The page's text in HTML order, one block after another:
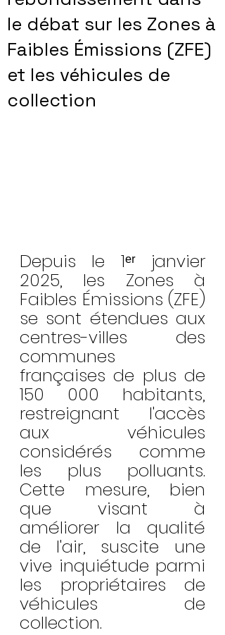
le débat sur les Zones à
Faibles Émissions (ZFE)
et les véhicules de
collection
Depuis le 1ᵉʳ janvier
2025, les Zones à
Faibles Émissions (ZFE)
se sont étendues aux
centres-villes des
communes
françaises de plus de
150 000 habitants,
restreignant l'accès
aux véhicules
considérés comme
les plus polluants.
Cette mesure, bien
que visant à
améliorer la qualité
de l'air, suscite une
vive inquiétude parmi
les propriétaires de
véhicules de
collection.